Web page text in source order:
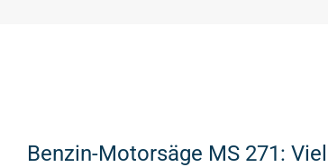
Benzin-Motorsäge MS 271: